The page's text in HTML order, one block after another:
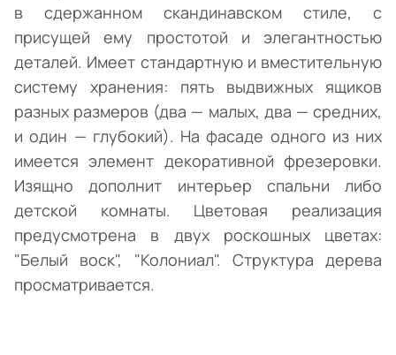
в сдержанном скандинавском стиле, с
присущей ему простотой и элегантностью
деталей. Имеет стандартную и вместительную
систему хранения: пять выдвижных ящиков
разных размеров (два — малых, два — средних,
и один — глубокий). На фасаде одного из них
имеется элемент декоративной фрезеровки.
Изящно дополнит интерьер спальни либо
детской комнаты. Цветовая реализация
предусмотрена в двух роскошных цветах:
"Белый воск", "Колониал". Структура дерева
просматривается.